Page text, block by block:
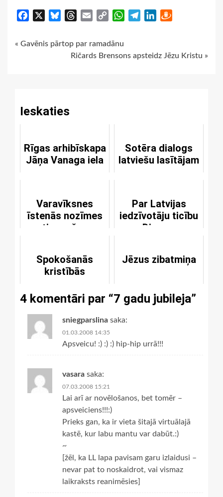
Facebook BlueskyThreads
Email
Copy
WhatsApp
TelegramLinkedIn
Continue
« Gavēnis pārtop par ramadānu
Ričards Brensons apsteidz Jēzu Kristu »
Ieskaties
Rīgas arhibīskapa
Jāņa Vanaga iela
Sotēra dialogs
latviešu lasītājam
Varavīksnes
īstenās nozīmes
atjaunošana
Par Latvijas
iedzīvotāju ticību
Dievam
Spokošanās
kristībās
Jēzus zibatmiņa
4 komentāri par “7 gadu jubileja”
sniegparslina saka:
01.03.2008 14:35
Apsveicu! :) :) :) hip-hip urrā!!!
vasara saka:
07.03.2008 15:21
Lai arī ar novēlošanos, bet tomēr –
apsveiciens!!!:)
Prieks gan, ka ir vieta šitajā virtuālajā
kastē, kur labu mantu var dabūt.:)
~
[žēl, ka LL lapa pavisam garu izlaidusi –
nevar pat to noskaidrot, vai vismaz
laikraksts reanimēsies]